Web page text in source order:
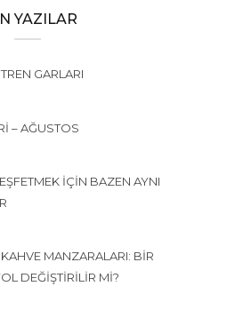
YAZILAR
GARLARI
– AĞUSTOS
İÇIN BAZEN AYNI
MANZARALARI: BIR
DEĞIŞTIRILIR MI?